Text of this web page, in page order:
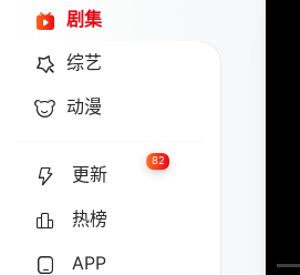
剧集
综艺
动漫
更新
82
热榜
APP